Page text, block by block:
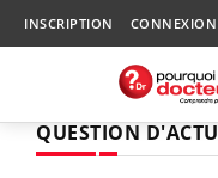
INSCRIPTION CONNEXION
QUESTION D'ACTU